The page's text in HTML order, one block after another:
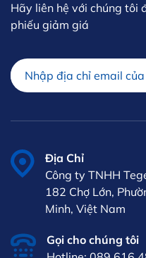
Hãy liên hệ với chúng tôi
phiếu giảm giá
Địa Chỉ
Công ty TNHH
182 Chợ Lớn,
Minh, Việt Nam
Gọi cho chúng tôi